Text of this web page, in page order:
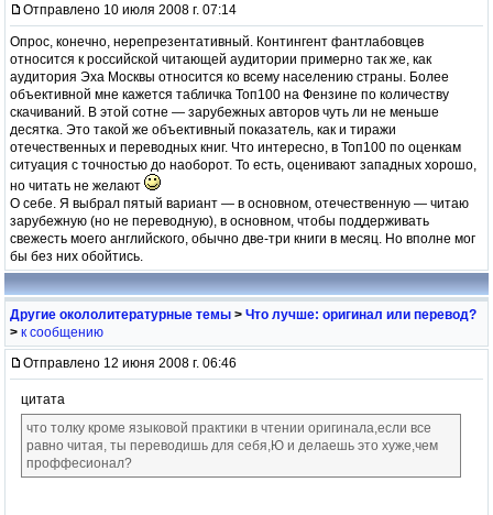
Отправлено 10 июля 2008 г. 07:14
Опрос, конечно, нерепрезентативный. Контингент фантлабовцев
относится к российской читающей аудитории примерно так же, как
аудитория Эха Москвы относится ко всему населению страны. Более
объективной мне кажется табличка Топ100 на Фензине по количеству
скачиваний. В этой сотне — зарубежных авторов чуть ли не меньше
десятка. Это такой же объективный показатель, как и тиражи
отечественных и переводных книг. Что интересно, в Топ100 по оценкам
ситуация с точностью до наоборот. То есть, оценивают западных хорошо,
но читать не желают
О себе. Я выбрал пятый вариант — в основном, отечественную — читаю
зарубежную (но не переводную), в основном, чтобы поддерживать
свежесть моего английского, обычно две-три книги в месяц. Но вполне мог
бы без них обойтись.
Другие окололитературные темы > Что лучше: оригинал или перевод?
> к сообщению
Отправлено 12 июня 2008 г. 06:46
цитата
что толку кроме языковой практики в чтении оригинала,если все
равно читая, ты переводишь для себя,Ю и делаешь это хуже,чем
проффесионал?